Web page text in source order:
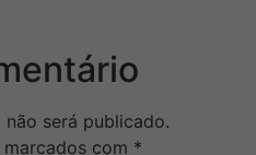
será publicado.
com *